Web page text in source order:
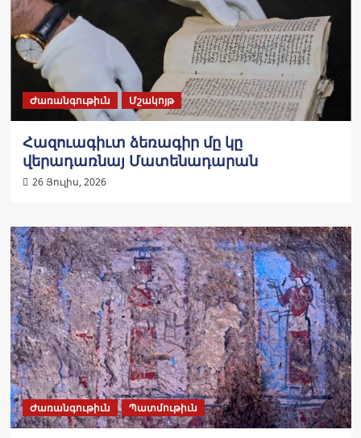
Ժառանգութիւն Մշակոյթ
Հազուագիւտ ձեռագիր մը կը
վերադառնայ Մատենադարան
26 Յուլիս, 2026
Ժառանգութիւն Պատմութիւն